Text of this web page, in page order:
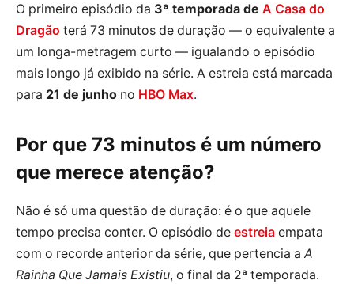
O primeiro episódio da 3ª temporada de A Casa do
Dragão terá 73 minutos de duração — o equivalente a
um longa-metragem curto — igualando o episódio
mais longo já exibido na série. A estreia está marcada
para 21 de junho no HBO Max.
Por que 73 minutos é um número
que merece atenção?
Não é só uma questão de duração: é o que aquele
tempo precisa conter. O episódio de estreia empata
com o recorde anterior da série, que pertencia a A
Rainha Que Jamais Existiu, o final da 2ª temporada.